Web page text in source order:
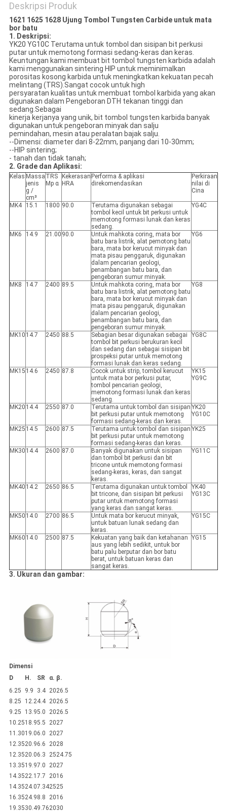
Deskripsi Produk
1621 1625 1628 Ujung Tombol Tungsten Carbide untuk mata
bor batu
1. Deskripsi:
YK20 YG10C Terutama untuk tombol dan sisipan bit perkusi
putar untuk memotong formasi sedang-keras dan keras.
Keuntungan kami membuat bit tombol tungsten karbida adalah
kami menggunakan sintering HIP untuk meminimalkan
porositas kosong karbida untuk meningkatkan kekuatan pecah
melintang (TRS).Sangat cocok untuk high
persyaratan kualitas untuk membuat tombol karbida yang akan
digunakan dalam Pengeboran DTH tekanan tinggi dan
sedang.Sebagai
kinerja kerjanya yang unik, bit tombol tungsten karbida banyak
digunakan untuk pengeboran minyak dan salju
pemindahan, mesin atau peralatan bajak salju.
--Dimensi: diameter dari 8-22mm, panjang dari 10-30mm;
--HIP sintering;
- tanah dan tidak tanah;
2. Grade dan Aplikasi:
Kelas Massa
jenis
g /
cm³
TRS
Mp α
Kekerasan
HRA
Performa & aplikasi
direkomendasikan
Perkiraan
nilai di
Cina
MK4 15.1 1800 90.0
Terutama digunakan sebagai
tombol kecil untuk bit perkusi untuk
memotong formasi lunak dan keras
sedang.
YG4C
MK6 14.9 21.00 90.0
Untuk mahkota coring, mata bor
batu bara listrik, alat pemotong batu
bara, mata bor kerucut minyak dan
mata pisau penggaruk, digunakan
dalam pencarian geologi,
penambangan batu bara, dan
pengeboran sumur minyak.
YG6
MK8 14.7 2400 89.5
Untuk mahkota coring, mata bor
batu bara listrik, alat pemotong batu
bara, mata bor kerucut minyak dan
mata pisau penggaruk, digunakan
dalam pencarian geologi,
penambangan batu bara, dan
pengeboran sumur minyak.
YG8
MK10 14.7 2450 88.5
Sebagian besar digunakan sebagai
tombol bit perkusi berukuran kecil
dan sedang dan sebagai sisipan bit
prospeksi putar untuk memotong
formasi lunak dan keras sedang.
YG8C
MK15 14.6 2450 87.8
Cocok untuk strip, tombol kerucut
untuk mata bor perkusi putar,
tombol pencarian geologi,
memotong formasi lunak dan keras
sedang.
YK15
YG9C
MK20 14.4 2550 87.0
Terutama untuk tombol dan sisipan
bit perkusi putar untuk memotong
formasi sedang-keras dan keras.
YK20
YG10C
MK25 14.5 2600 87.5
Terutama untuk tombol dan sisipan
bit perkusi putar untuk memotong
formasi sedang-keras dan keras.
YK25
MK30 14.4 2600 87.0
Banyak digunakan untuk sisipan
dan tombol bit perkusi dan bit
tricone untuk memotong formasi
sedang-keras, keras, dan sangat
keras.
YG11C
MK40 14.2 2650 86.5
Terutama digunakan untuk tombol
bit tricone, dan sisipan bit perkusi
putar untuk memotong formasi
yang keras dan sangat keras.
YK40
YG13C
MK50 14.0 2700 86.5
Untuk mata bor kerucut minyak,
untuk batuan lunak sedang dan
keras.
YG15C
MK60 14.0 2500 87.5
Kekuatan yang baik dan ketahanan
aus yang lebih sedikit, untuk bor
batu palu berputar dan bor batu
berat, untuk batuan keras dan
sangat keras.
YG15
3. Ukuran dan gambar:
Dimensi
D
H. SR α. β.
6.25
9.9 3.4 2026.5
8.25
12.24.4 2026.5
9.25
13.95.0 2026.5
10.2518.95.5 2027
11.3019.06.0 2027
12.3520.96.6 2028
12.3520.06.3 2524.75
13.3519.97.0 2027
14.3522.1 7.7 2016
14.3524.07.342525
16.3524.98.8 2016
19.3530.49.762030